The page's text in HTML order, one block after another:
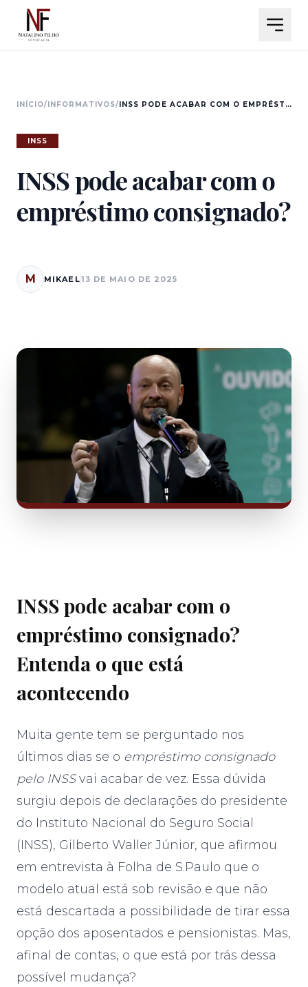
INÍCIO/INFORMATIVOS/ INSS PODE ACABAR COM O EMPRÉSTIMO CONSIGNADO?
INSS
INSS pode acabar com o
empréstimo consignado?
M MIKAEL13 DE MAIO DE 2025
INSS pode acabar com o
empréstimo consignado?
Entenda o que está
acontecendo
Muita gente tem se perguntado nos
últimos dias se o empréstimo consignado
pelo INSSvai acabar de vez. Essa dúvida
surgiu depois de declarações do presidente
do Instituto Nacional do Seguro Social
(INSS), Gilberto Waller Júnior, que afirmou
em entrevista à Folha de S.Paulo que o
modelo atual está sob revisão e que não
está descartada a possibilidade de tirar essa
opção dos aposentados e pensionistas. Mas,
afinal de contas, o que está por trás dessa
possível mudança?